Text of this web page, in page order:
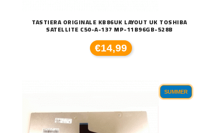
TASTIERA ORIGINALE KB86UK LAYOUT UK TOSHIBA
SATELLITE C50-A-137 MP-11B96GB-528B
€14,99
SUMMER